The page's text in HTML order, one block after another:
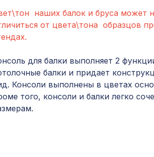
наших балок и бруса может
от цвета\тона образцов
для балки выполняет 2
балки и придает
Консоли выполнены в цветах
того, консоли и балки легко